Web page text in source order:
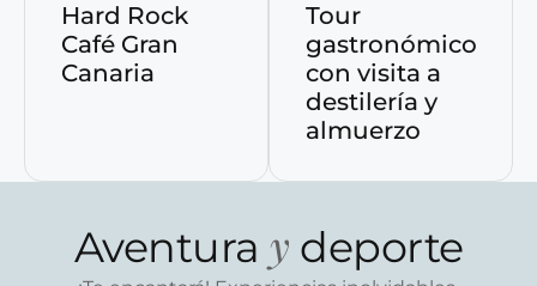
Hard Rock
Café Gran
Canaria
Tour
gastronómico
con visita a
destilería y
almuerzo
Aventura y deporte